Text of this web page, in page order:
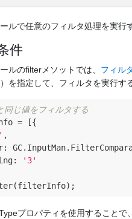
ルで任意のフィルタ処理を実行
件
ルのfilterメソットでは、 フィル
を指定して、フィルタを実行す
じ値をフィルタする
= [{
,
:
:
'3'
プロパティを使用すること